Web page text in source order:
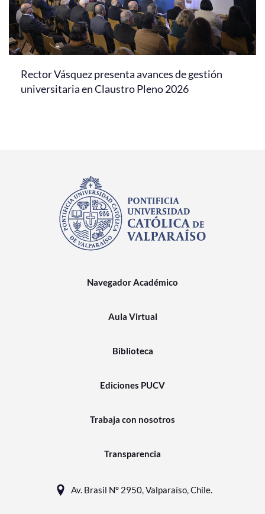
Rector Vásquez presenta avances de gestión
universitaria en Claustro Pleno 2026
Navegador Académico
Aula Virtual
Biblioteca
Ediciones PUCV
Trabaja con nosotros
Transparencia
Av. Brasil N° 2950, Valparaíso, Chile.